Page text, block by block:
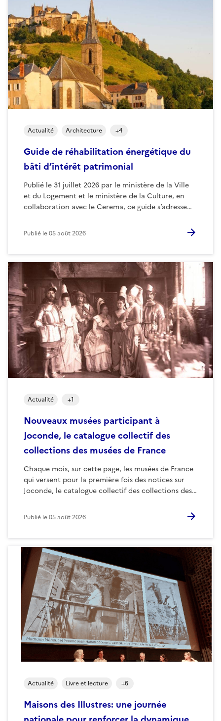
Guide de réhabilitation énergétique du
bâti d’intérêt patrimonial
Publié le 31 juillet 2026 par le ministère de la Ville
et du Logement et le ministère de la Culture, en
collaboration avec le Cerema, ce guide s’adresse…
Actualité Architecture +4
Publié le05 août 2026
Nouveaux musées participant à
Joconde, le catalogue collectif des
collections des musées de France
Chaque mois, sur cette page, les musées de France
qui versent pour la première fois des notices sur
Joconde, le catalogue collectif des collections des…
Actualité +1
Publié le05 août 2026
Maisons des Illustres: une journée
Actualité Livre et lecture +6